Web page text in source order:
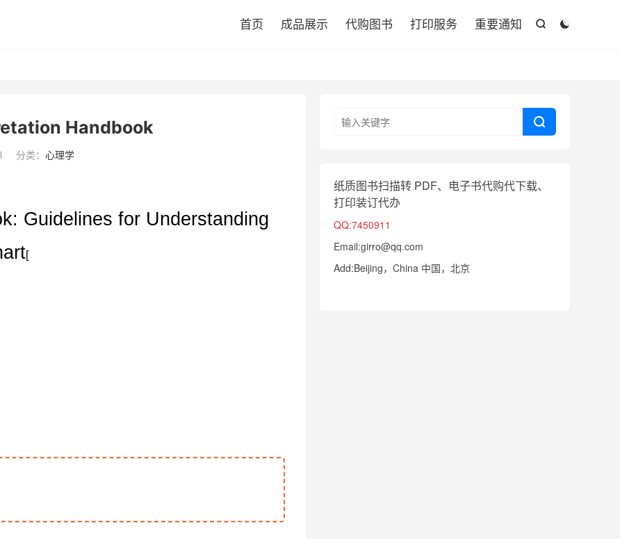


首页 成品展示 代购图书 打印服务 重要通知
Handbook
分类： 心理学
Guidelines for Understanding
[

纸质图书扫描转 PDF、电子书代购代下载、
打印装订代办
QQ:7450911
Email:girro@qq.com
Add:Beijing，China 中国，北京